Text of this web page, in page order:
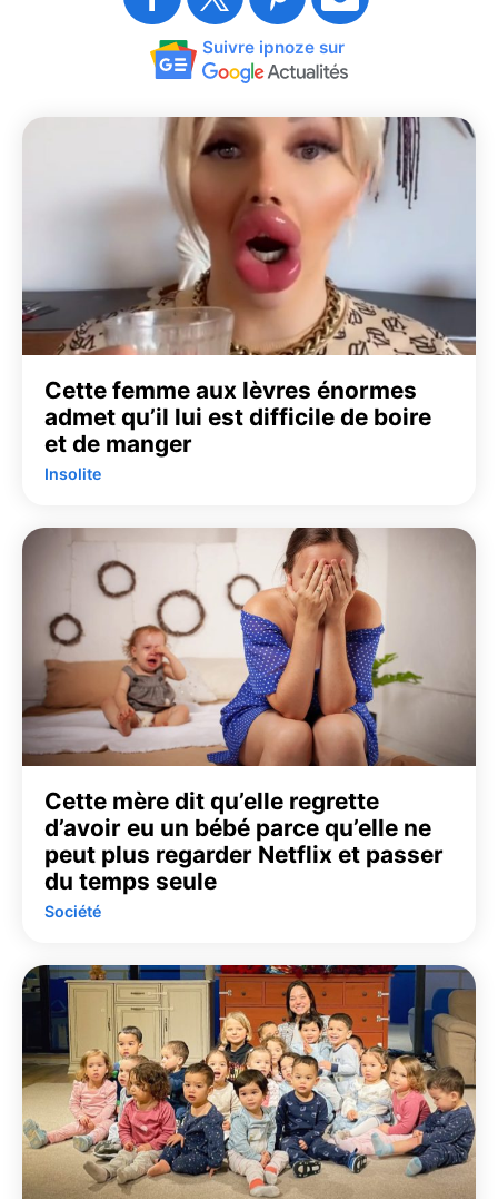
Suivre ipnoze sur
Cette femme aux lèvres énormes
admet qu’il lui est difficile de boire
et de manger
Insolite
Cette mère dit qu’elle regrette
d’avoir eu un bébé parce qu’elle ne
peut plus regarder Netflix et passer
du temps seule
Société